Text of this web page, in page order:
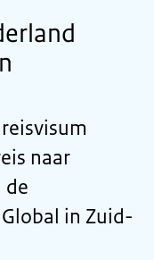
naar
de
in Zuid-